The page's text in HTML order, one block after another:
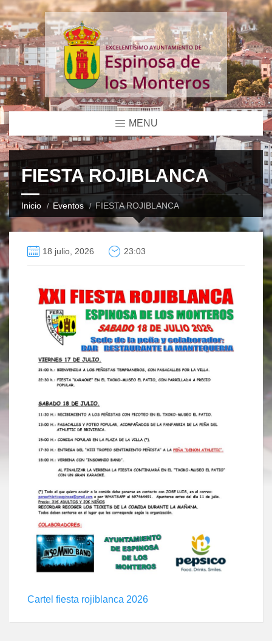
MENU
FIESTA ROJIBLANCA
Inicio Eventos FIESTA ROJIBLANCA
18 julio, 2026 23:03
Cartel fiesta rojiblanca 2026